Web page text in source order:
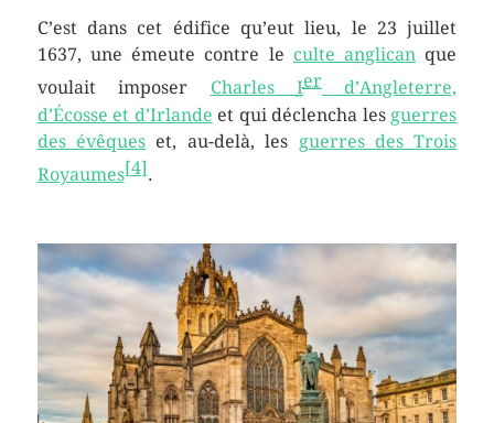
C’est dans cet édifice qu’eut lieu, le23 juillet
1637, une émeute contre le culte anglican que
voulait imposer Charles Ierd’Angleterre,
d’Écosse et d’Irlande et qui déclencha les guerres
des évêques et, au-delà, les guerres des Trois
Royaumes[4].